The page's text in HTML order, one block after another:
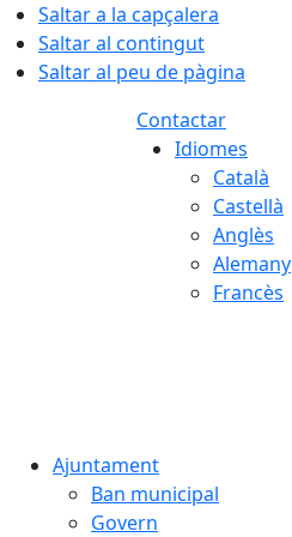
Saltar a la capçalera
Saltar al contingut
Saltar al peu de pàgina
Contactar
Idiomes
Català
Castellà
Anglès
Alemany
Francès
Ajuntament
Ban municipal
Govern